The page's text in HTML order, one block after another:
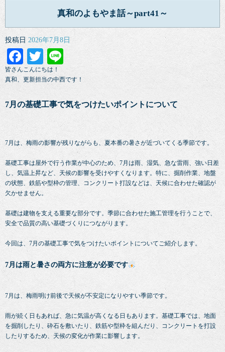
真和のよもやま話～part41～
投稿日 2026年7月8日
Facebook
Twitter
皆さんこんにちは！
真和、更新担当の中西です！
7月の基礎工事で気をつけたいポイントについて
7月は、梅雨の影響が残りながらも、夏本番の暑さが近づいてくる季節です。
基礎工事は屋外で行う作業が中心のため、7月は雨、湿気、急な雷雨、強い日差
し、気温上昇など、天候の影響を受けやすくなります。特に、掘削作業、地盤
の状態、鉄筋や型枠の管理、コンクリート打設などは、天候に合わせた確認が
欠かせません。
基礎は建物を支える重要な部分です。季節に合わせた施工管理を行うことで、
安全で品質の高い基礎づくりにつながります。
今回は、7月の基礎工事で気をつけたいポイントについてご紹介します。
7月は雨と暑さの両方に注意が必要です
7月は、梅雨明け前後で天候が不安定になりやすい季節です。
雨が続く日もあれば、急に気温が高くなる日もあります。基礎工事では、地面
を掘削したり、砕石を敷いたり、鉄筋や型枠を組んだり、コンクリートを打設
したりするため、天候の変化が作業に影響します。